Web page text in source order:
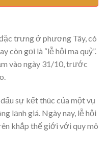
trưng ở phương Tây, có
còn gọi là “lễ hội ma quỷ”.
vào ngày 31/10, trước
sự kết thúc của một vụ
lạnh giá. Ngày nay, lễ hội
khắp thế giới với quy mô